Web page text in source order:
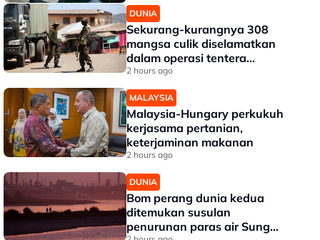
DUNIA
Sekurang-kurangnya 308
mangsa culik diselamatkan
dalam operasi tentera
Nigeria
2 hours ago
MALAYSIA
Malaysia-Hungary perkukuh
kerjasama pertanian,
keterjaminan makanan
2 hours ago
DUNIA
Bom perang dunia kedua
ditemukan susulan
penurunan paras air Sungai